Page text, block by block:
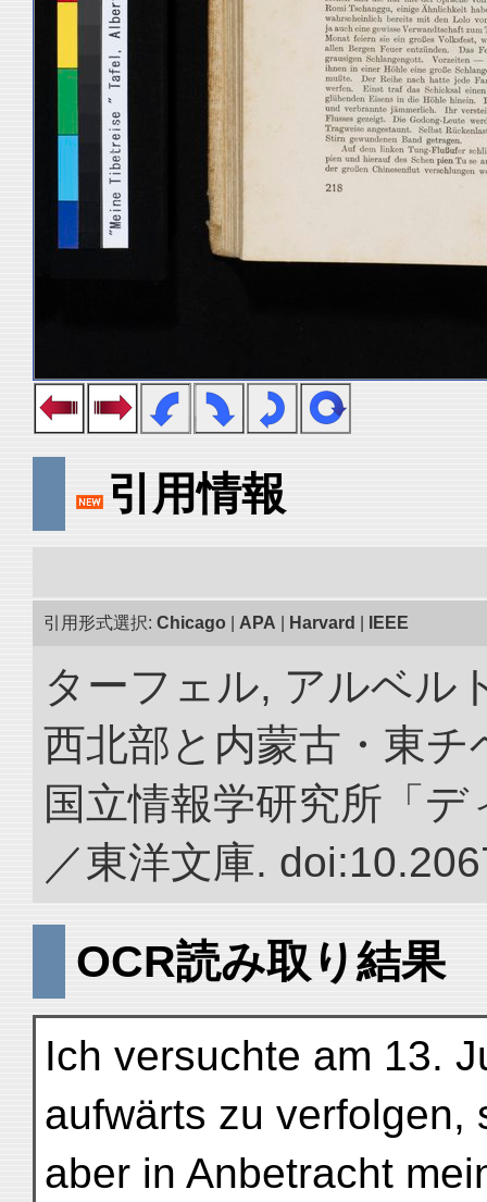
引用情報
引用形式選択: Chicago APA Harvard IEEE
ターフェル, アルベル
西北部と内蒙古・東チ
国立情報学研究所「
／東洋文庫.
OCR読み取り結果
Ich versuchte am 13.
aufwärts zu verfolgen,
aber in Anbetracht